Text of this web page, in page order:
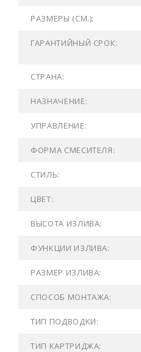
РАЗМЕРЫ (СМ.):
ГАРАНТИЙНЫЙ СРОК:
СТРАНА:
НАЗНАЧЕНИЕ:
УПРАВЛЕНИЕ:
ФОРМА СМЕСИТЕЛЯ:
СТИЛЬ:
ЦВЕТ:
ВЫСОТА ИЗЛИВА:
ФУНКЦИИ ИЗЛИВА:
РАЗМЕР ИЗЛИВА:
СПОСОБ МОНТАЖА:
ТИП ПОДВОДКИ:
ТИП КАРТРИДЖА: